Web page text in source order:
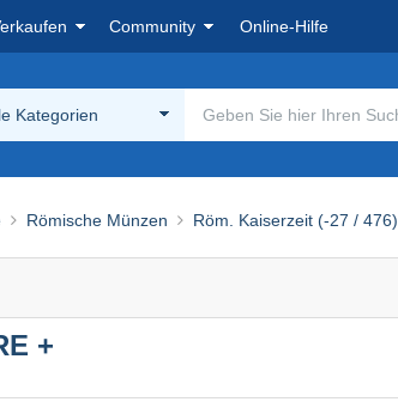
Community Online-Hilfe
Kategorien
Römische Münzen Röm. Kaiserzeit (-27 / 476)
+